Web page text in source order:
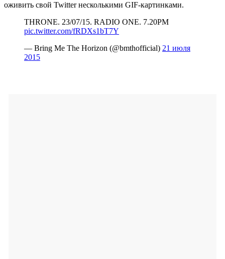
оживить свой Twitter несколькими GIF-картинками.
THRONE. 23/07/15. RADIO ONE. 7.20PM
pic.twitter.com/fRDXs1bT7Y
— Bring Me The Horizon (@bmthofficial) 21 июля
2015